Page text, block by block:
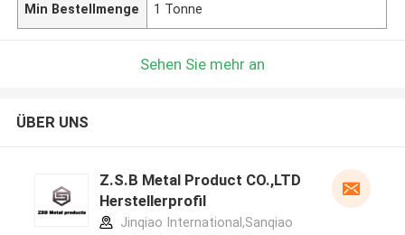
Min Bestellmenge 1 Tonne
Sehen Sie mehr an
ÜBER UNS
Z.S.B Metal Product CO.,LTD
Herstellerprofil
Jinqiao International,Sanqiao